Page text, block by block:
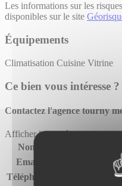
Les informations sur les
disponibles sur le site
Équipements
Climatisation Cuisine Vitrine
Ce bien vous intéresse ?
Contactez l'agencetourny
Afficher le numéro
Nom*
Email*
Téléphone*